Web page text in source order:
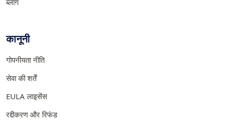
कानूनी
गोपनीयता नीति
सेवा की शर्तें
EULA लाइसेंस
रद्दीकरण और रिफंड